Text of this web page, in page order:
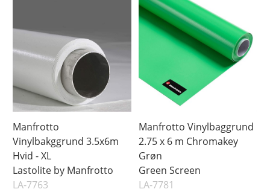
Manfrotto
Vinylbakggrund 3.5x6m
Hvid - XL
Lastolite by Manfrotto
LA-7763
Manfrotto Vinylbaggrund
2.75 x 6 m Chromakey
Grøn
Green Screen
LA-7781